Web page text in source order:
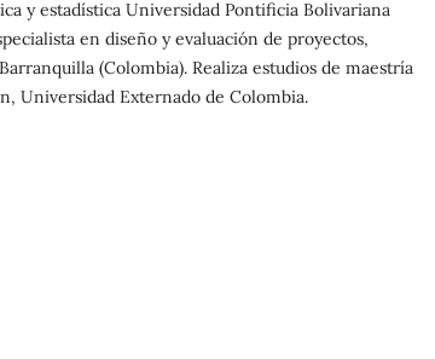
y estadística Universidad Pontificia Bolivariana
en diseño y evaluación de proyectos,
(Colombia). Realiza estudios de maestría
Universidad Externado de Colombia.